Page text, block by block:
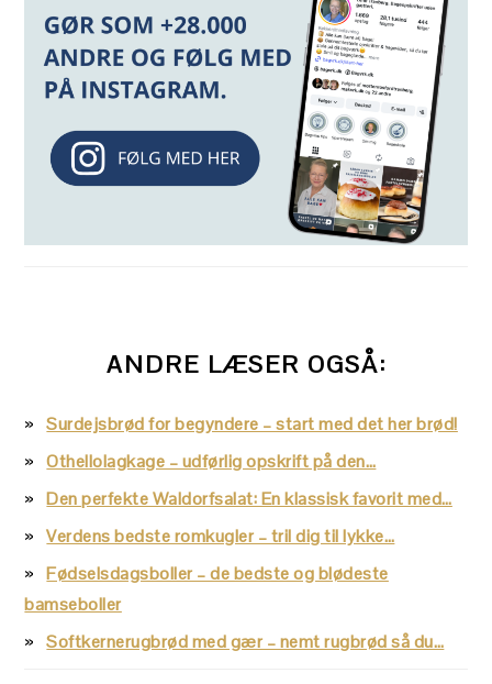
ANDRE LÆSER OGSÅ:
Surdejsbrød for begyndere – start med det her brød!
Othellolagkage – udførlig opskrift på den…
Den perfekte Waldorfsalat: En klassisk favorit med…
Verdens bedste romkugler – tril dig til lykke…
Fødselsdagsboller – de bedste og blødeste
bamseboller
Softkernerugbrød med gær – nemt rugbrød så du…